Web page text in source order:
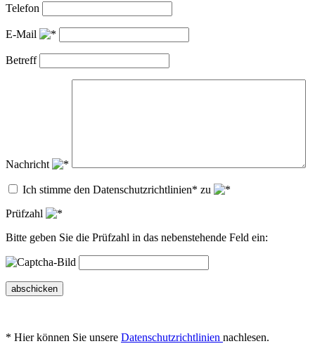
Telefon
E-Mail
Betreff
Nachricht
Ich stimme den Datenschutzrichtlinien* zu
Prüfzahl
Bitte geben Sie die Prüfzahl in das nebenstehende Feld ein:
abschicken
* Hier können Sie unsere Datenschutzrichtlinien nachlesen.